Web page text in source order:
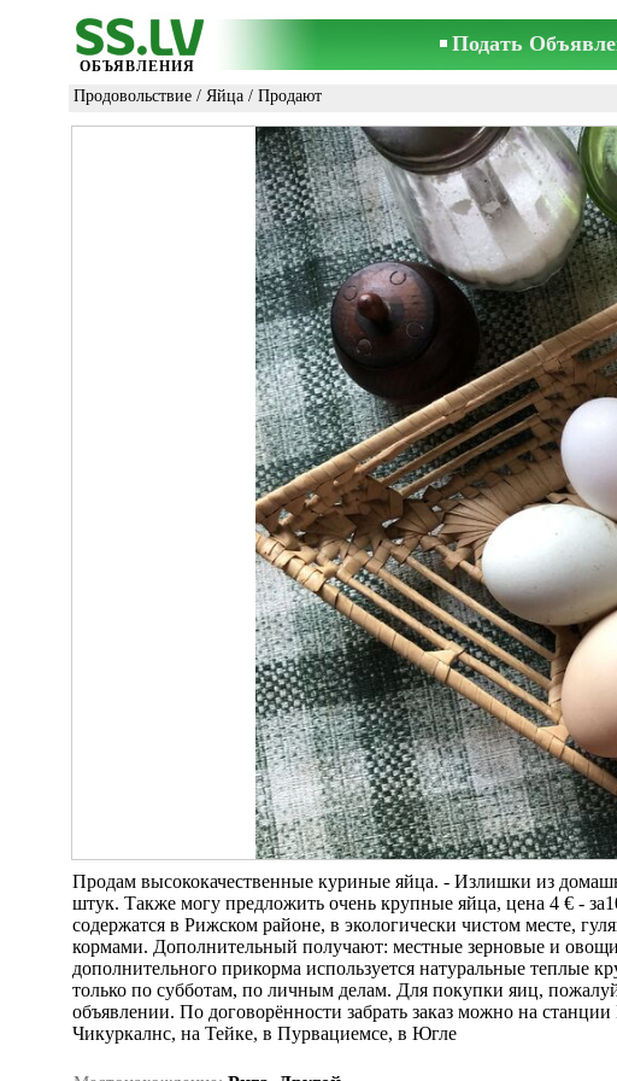
ОБЪЯВЛЕНИЯ
Подать
Продовольствие / Яйца / Продают
Продам высококачественные куриные яйца. - Излишки из
штук. Также могу предложить очень крупные яйца, цена 4 € -
содержатся в Рижском районе, в экологически чистом месте,
кормами. Дополнительный получают: местные зерновые и
дополнительного прикорма используется натуральные
только по субботам, по личным делам. Для покупки яиц,
объявлении. По договорённости забрать заказ можно на
Чикуркалнс, на Тейке, в Пурвациемсе, в Югле